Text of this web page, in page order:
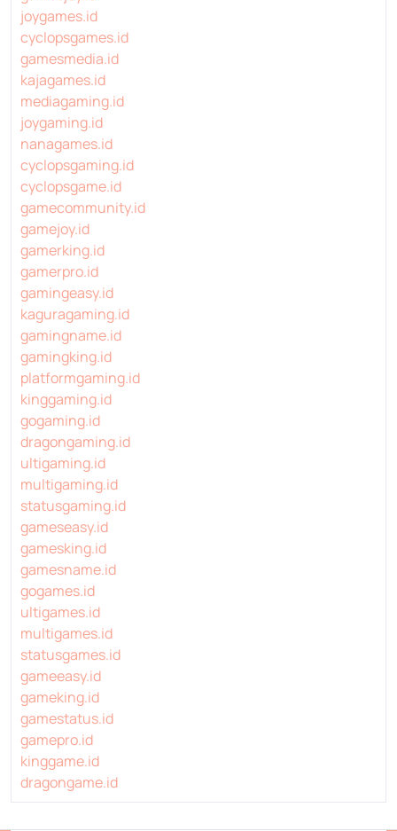
joygames.id
cyclopsgames.id
gamesmedia.id
kajagames.id
mediagaming.id
joygaming.id
nanagames.id
cyclopsgaming.id
cyclopsgame.id
gamecommunity.id
gamejoy.id
gamerking.id
gamerpro.id
gamingeasy.id
kaguragaming.id
gamingname.id
gamingking.id
platformgaming.id
kinggaming.id
gogaming.id
dragongaming.id
ultigaming.id
multigaming.id
statusgaming.id
gameseasy.id
gamesking.id
gamesname.id
gogames.id
ultigames.id
multigames.id
statusgames.id
gameeasy.id
gameking.id
gamestatus.id
gamepro.id
kinggame.id
dragongame.id